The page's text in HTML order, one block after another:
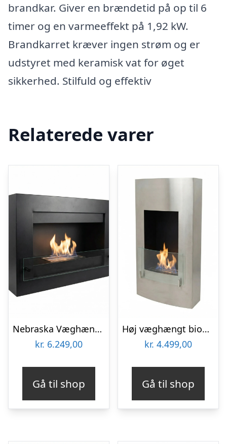
brandkar. Giver en brændetid på op til 6
timer og en varmeeffekt på 1,92 kW.
Brandkarret kræver ingen strøm og er
udstyret med keramisk vat for øget
sikkerhed. Stilfuld og effektiv
Relaterede varer
Nebraska Væghængt biopejs – sort
kr. 6.249,00
Gå til shop
Høj væghængt biopejs – stål
kr. 4.499,00
Gå til shop